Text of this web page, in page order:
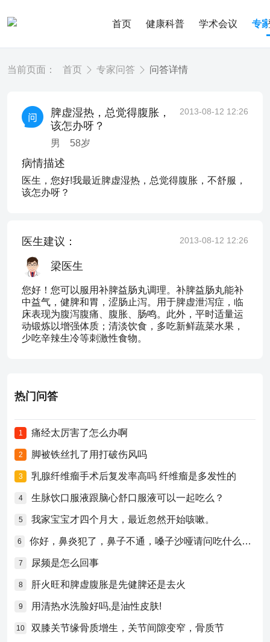
首页 健康科普 学术会议 专
当前页面： 首页 专家问答 问答详情
脾虚湿热，总觉得腹胀，
该怎办呀？
男 58岁
2013-08-12 12:26
病情描述
医生，您好!我最近脾虚湿热，总觉得腹胀，不舒服，
该怎办呀？
医生建议： 2013-08-12 12:26
梁医生
您好！您可以服用补脾益肠丸调理。补脾益肠丸能补
中益气，健脾和胃，涩肠止泻。用于脾虚泄泻症，临
床表现为腹泻腹痛、腹胀、肠鸣。此外，平时适量运
动锻炼以增强体质；清淡饮食，多吃新鲜蔬菜水果，
少吃辛辣生冷等刺激性食物。
热门问答
1 痛经太厉害了怎么办啊
2 脚被铁丝扎了用打破伤风吗
3 乳腺纤维瘤手术后复发率高吗 纤维瘤是多发性的
4 生脉饮口服液跟脑心舒口服液可以一起吃么？
5 我家宝宝才四个月大，最近忽然开始咳嗽。
6 你好，鼻炎犯了，鼻子不通，嗓子沙哑请问吃什么药比较好？
7 尿频是怎么回事
8 肝火旺和脾虚腹胀是先健脾还是去火
9 用清热水洗脸好吗,是油性皮肤!
10 双膝关节缘骨质增生，关节间隙变窄，骨质节